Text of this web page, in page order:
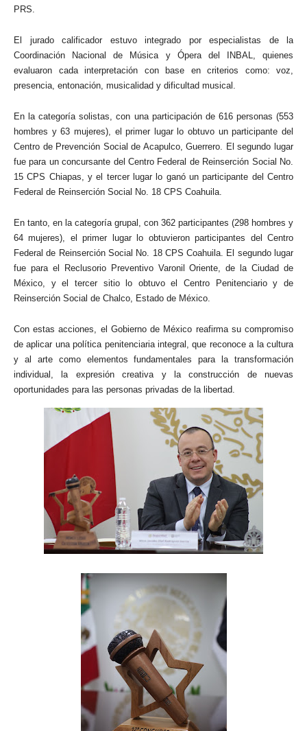
PRS.
El jurado calificador estuvo integrado por especialistas de la
Coordinación Nacional de Música y Ópera del INBAL, quienes
evaluaron cada interpretación con base en criterios como: voz,
presencia, entonación, musicalidad y dificultad musical.
En la categoría solistas, con una participación de 616 personas (553
hombres y 63 mujeres), el primer lugar lo obtuvo un participante del
Centro de Prevención Social de Acapulco, Guerrero. El segundo lugar
fue para un concursante del Centro Federal de Reinserción Social No.
15 CPS Chiapas, y el tercer lugar lo ganó un participante del Centro
Federal de Reinserción Social No. 18 CPS Coahuila.
En tanto, en la categoría grupal, con 362 participantes (298 hombres y
64 mujeres), el primer lugar lo obtuvieron participantes del Centro
Federal de Reinserción Social No. 18 CPS Coahuila. El segundo lugar
fue para el Reclusorio Preventivo Varonil Oriente, de la Ciudad de
México, y el tercer sitio lo obtuvo el Centro Penitenciario y de
Reinserción Social de Chalco, Estado de México.
Con estas acciones, el Gobierno de México reafirma su compromiso
de aplicar una política penitenciaria integral, que reconoce a la cultura
y al arte como elementos fundamentales para la transformación
individual, la expresión creativa y la construcción de nuevas
oportunidades para las personas privadas de la libertad.